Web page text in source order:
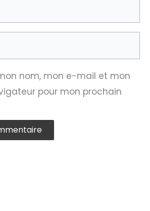
nom, mon e-mail et mon
pour mon prochain